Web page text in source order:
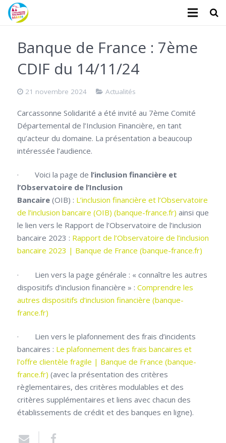
Administratifs
Financiers
Divers
Actualités
Contact
Faire un don
Banque de France : 7ème
CDIF du 14/11/24
21 novembre 2024 Actualités
Carcassonne Solidarité a été invité au 7ème Comité
Départemental de l’Inclusion Financière, en tant
qu’acteur du domaine. La présentation a beaucoup
intéressée l’audience.
· Voici la page de l’inclusion financière et
l’Observatoire de l’Inclusion
Bancaire(OIB) : L’inclusion financière et l’Observatoire
de l’inclusion bancaire (OIB) (banque-france.fr) ainsi que
le lien vers le Rapport de l’Observatoire de l’inclusion
bancaire 2023 : Rapport de l’Observatoire de l’inclusion
bancaire 2023 | Banque de France (banque-france.fr)
· Lien vers la page générale : « connaître les autres
dispositifs d’inclusion financière » : Comprendre les
autres dispositifs d’inclusion financière (banque-
france.fr)
· Lien vers le plafonnement des frais d’incidents
bancaires : Le plafonnement des frais bancaires et
l’offre clientèle fragile | Banque de France (banque-
france.fr) (avec la présentation des critères
règlementaires, des critères modulables et des
critères supplémentaires et liens avec chacun des
établissements de crédit et des banques en ligne).